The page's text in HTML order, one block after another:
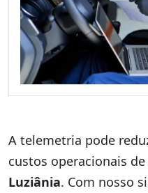
A telemetria pode
custos operacionais
Luziânia. Com nosso